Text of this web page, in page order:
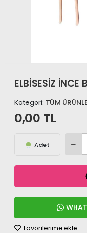
ELBİSESİZ İNCE
Kategori: TÜM
0,00 TL
Adet
Favorilerime ekle